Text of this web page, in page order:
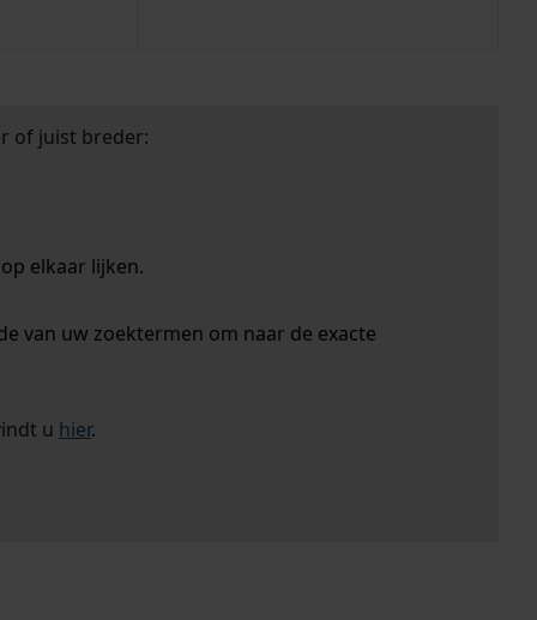
of juist breder:
elkaar lijken.
van uw zoektermen om naar de exacte
u hier.